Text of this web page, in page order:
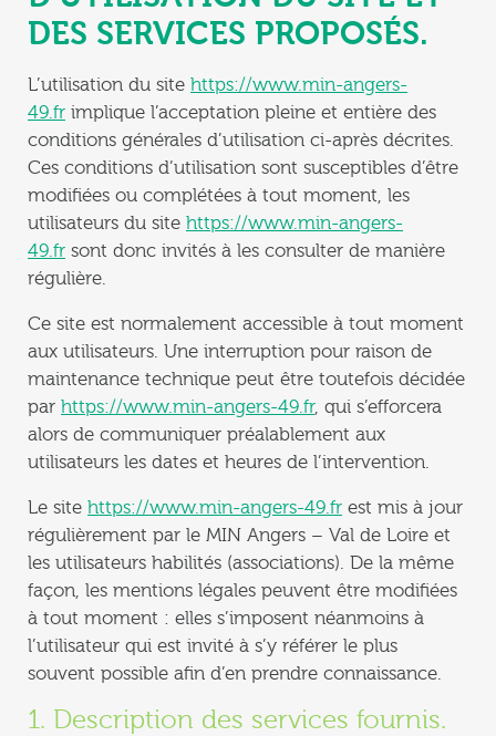
DES SERVICES PROPOSÉS.
L’utilisation du site https://www.min-angers-
49.fr implique l’acceptation pleine et entière des
conditions générales d’utilisation ci-après décrites.
Ces conditions d’utilisation sont susceptibles d’être
modifiées ou complétées à tout moment, les
utilisateurs du site https://www.min-angers-
49.fr sont donc invités à les consulter de manière
régulière.
Ce site est normalement accessible à tout moment
aux utilisateurs. Une interruption pour raison de
maintenance technique peut être toutefois décidée
par https://www.min-angers-49.fr, qui s’efforcera
alors de communiquer préalablement aux
utilisateurs les dates et heures de l’intervention.
Le site https://www.min-angers-49.fr est mis à jour
régulièrement par le MIN Angers – Val de Loire et
les utilisateurs habilités (associations). De la même
façon, les mentions légales peuvent être modifiées
à tout moment : elles s’imposent néanmoins à
l’utilisateur qui est invité à s’y référer le plus
souvent possible afin d’en prendre connaissance.
1. Description des services fournis.